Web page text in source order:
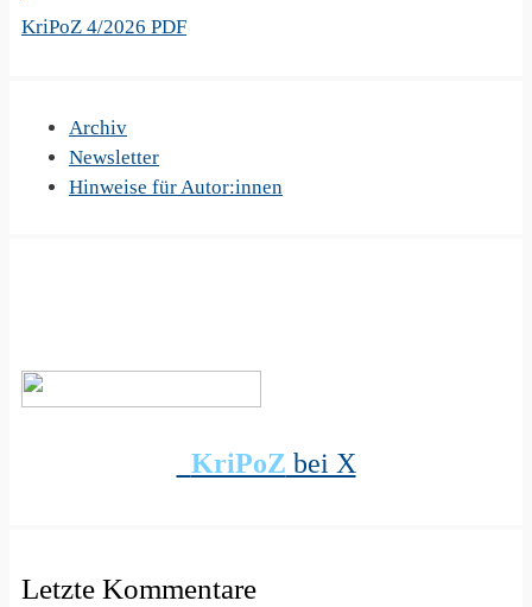
KriPoZ 4/2026 PDF
Archiv
Newsletter
Hinweise für Autor:innen
KriPoZ bei X
Letzte Kommentare